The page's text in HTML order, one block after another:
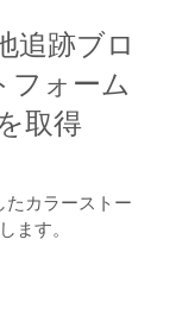
追跡ブロ
フォーム
取得
たカラーストー
ます。